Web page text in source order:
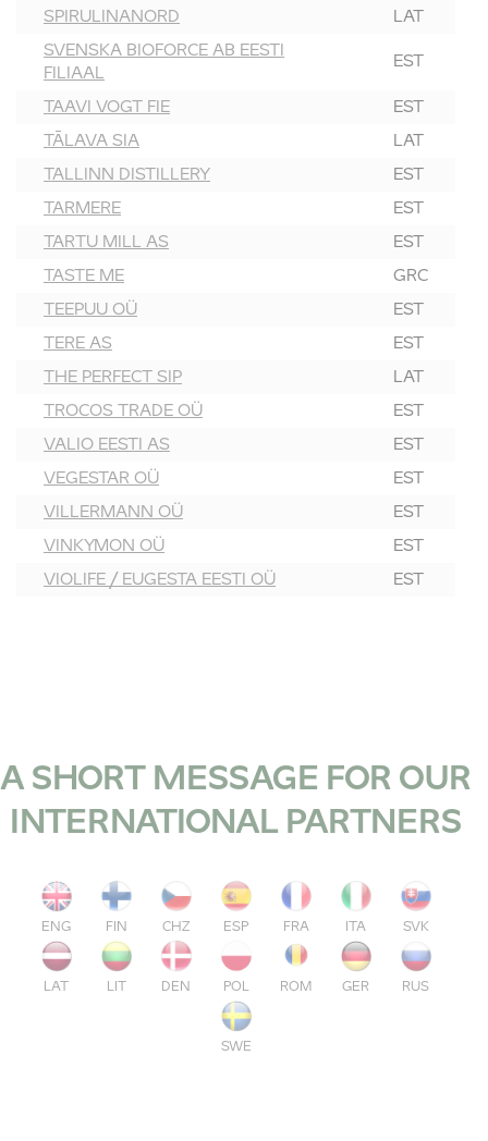
SPIRULINANORD LAT
SVENSKA BIOFORCE AB EESTI
FILIAAL
EST
TAAVI VOGT FIE EST
TĀLAVA SIA LAT
TALLINN DISTILLERY EST
TARMERE EST
TARTU MILL AS EST
TASTE ME GRC
TEEPUU OÜ EST
TERE AS EST
THE PERFECT SIP LAT
TROCOS TRADE OÜ EST
VALIO EESTI AS EST
VEGESTAR OÜ EST
VILLERMANN OÜ EST
VINKYMON OÜ EST
VIOLIFE / EUGESTA EESTI OÜ EST
A SHORT MESSAGE FOR OUR
INTERNATIONAL PARTNERS
ENG FIN CHZ ESP FRA ITA SVK
LAT LIT DEN POL ROM GER RUS
SWE